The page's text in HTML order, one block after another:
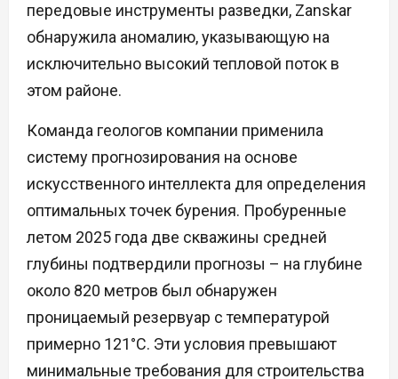
передовые инструменты разведки, Zanskar
обнаружила аномалию, указывающую на
исключительно высокий тепловой поток в
этом районе.
Команда геологов компании применила
систему прогнозирования на основе
искусственного интеллекта для определения
оптимальных точек бурения. Пробуренные
летом 2025 года две скважины средней
глубины подтвердили прогнозы – на глубине
около 820 метров был обнаружен
проницаемый резервуар с температурой
примерно 121°C. Эти условия превышают
минимальные требования для строительства